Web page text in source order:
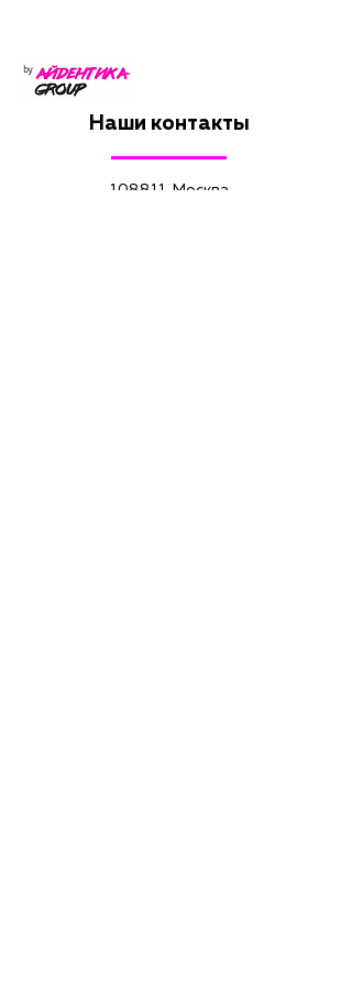
108811, Москва
Наши контакты